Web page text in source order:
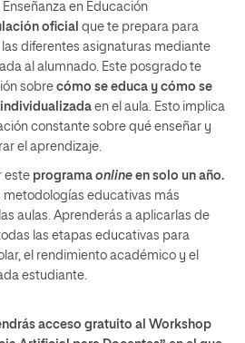
en Educación
oficial que te prepara para
diferentes asignaturas mediante
al alumnado. Este posgrado te
sobre cómo se educa y cómo se
individualizada en el aula. Esto implica
constante sobre qué enseñar y
el aprendizaje.
este programa online en solo un año.
metodologías educativas más
aulas. Aprenderás a aplicarlas de
las etapas educativas para
el rendimiento académico y el
estudiante.
acceso gratuito al Workshop